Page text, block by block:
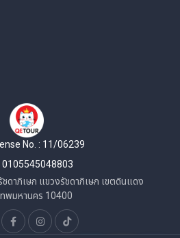
No. : 11/06239
0105545048803
ดาภิเษก แขวงรัชดาภิเษก เขตดินแดง
พมหานคร 10400